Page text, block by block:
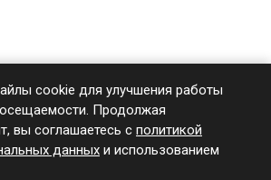
cookie для улучшения работы
Продолжая
вы соглашаетесь с политикой
данных и использованием